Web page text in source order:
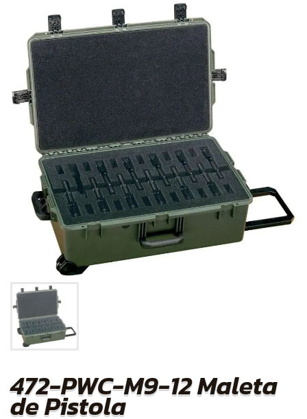
472-PWC-M9-12 Maleta
de Pistola